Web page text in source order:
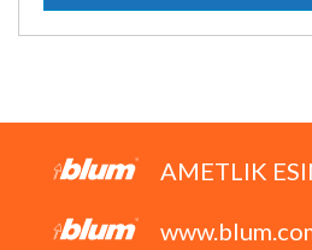
AMETLIK